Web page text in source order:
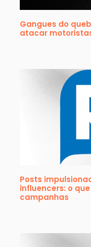
Gangues do
atacar
Posts
influencers: o
campanhas